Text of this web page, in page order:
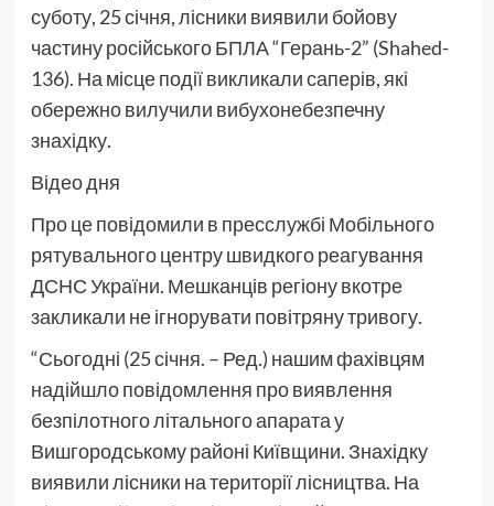
суботу, 25 січня, лісники виявили бойову
частину російського БПЛА “Герань-2” (Shahed-
136). На місце події викликали саперів, які
обережно вилучили вибухонебезпечну
знахідку.
Відео дня
Про це повідомили в пресслужбі Мобільного
рятувального центру швидкого реагування
ДСНС України. Мешканців регіону вкотре
закликали не ігнорувати повітряну тривогу.
“Сьогодні (25 січня. – Ред.) нашим фахівцям
надійшло повідомлення про виявлення
безпілотного літального апарата у
Вишгородському районі Київщини. Знахідку
виявили лісники на території лісництва. На